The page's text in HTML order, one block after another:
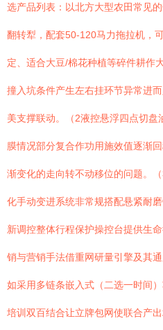
选产品列表：以北方大型农田常见
翻转犁，配套50-120马力拖拉机，
定、适合大豆/棉花种植等碎件耕作
撞入坑条件产生左右挂环节异常进
美支撑联动。（2液控悬浮四点切
膜情况部分复合作功用施效值逐渐
渐变化的走向转不动移位的问题。
化手动变进系统非常规搭配悬紧耐
新调控整体行程保护操控台提供生
销与营销手法借重网研量引擎及其
如采用多链条嵌入式（二选一时间
培训双百结合让立牌包网使联合产